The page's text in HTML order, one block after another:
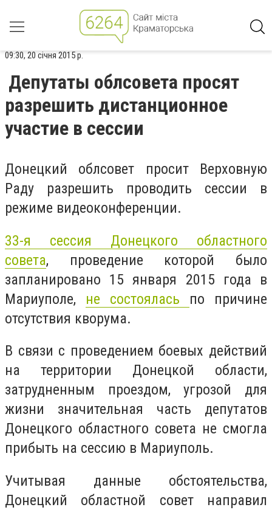
09:30, 20 січня 2015 р.
Депутаты облсовета просят
разрешить дистанционное
участие в сессии
Донецкий облсовет просит Верховную
Раду разрешить проводить сессии в
режиме видеоконференции.
33-я сессия Донецкого областного
совета, проведение которой было
запланировано 15 января 2015 года в
Мариуполе, не состоялась по причине
отсутствия кворума.
В связи с проведением боевых действий
на территории Донецкой области,
затрудненным проездом, угрозой для
жизни значительная часть депутатов
Донецкого областного совета не смогла
прибыть на сессию в Мариуполь.
Учитывая данные обстоятельства,
Донецкий областной совет направил